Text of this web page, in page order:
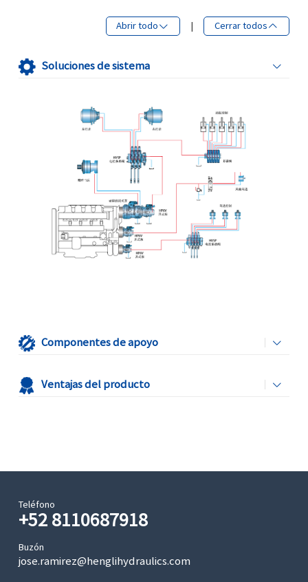
Abrir todo Cerrar todos
Soluciones de sistema
Componentes de apoyo
Ventajas del producto
Teléfono
+52 8110687918
Buzón
jose.ramirez@henglihydraulics.com